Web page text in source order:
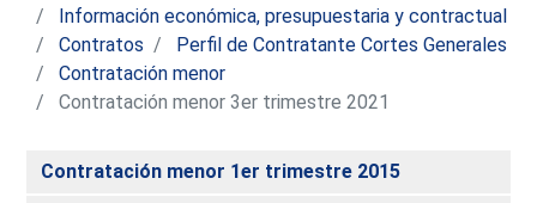
Información económica, presupuestaria y contractual
Contratos
Perfil de Contratante Cortes Generales
Contratación menor
Contratación menor 3er trimestre 2021
Contratación menor 1er trimestre 2015